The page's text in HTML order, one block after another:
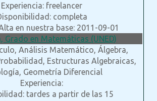
Experiencia: freelancer
completa
en nuestra base: 2011-09-01
Grado en Matemáticas (UNED)
Análisis Matemático, Álgebra,
Estructuras Algebraicas,
Geometría Diferencial
Experiencia:
tardes a partir de las 15